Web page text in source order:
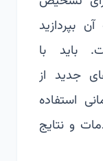
بپردازید
باید با
جدید از
استفاده
و نتایج